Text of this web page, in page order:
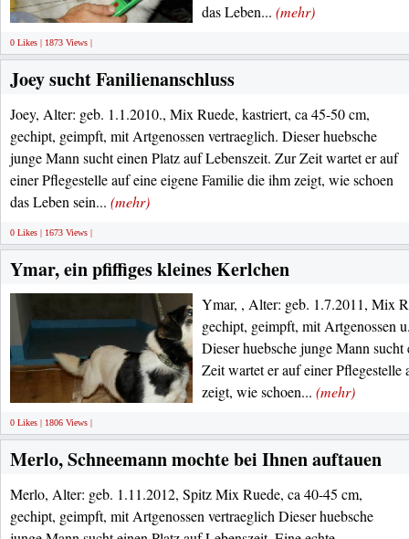
das Leben... (mehr)
0 Likes | 1873 Views |
Joey sucht Fanilienanschluss
Joey, Alter: geb. 1.1.2010., Mix Ruede, kastriert, ca 45-50 cm,
gechipt, geimpft, mit Artgenossen vertraeglich. Dieser huebsche
junge Mann sucht einen Platz auf Lebenszeit. Zur Zeit wartet er auf
einer Pflegestelle auf eine eigene Familie die ihm zeigt, wie schoen
das Leben sein... (mehr)
0 Likes | 1673 Views |
Ymar, ein pfiffiges kleines Kerlchen
Ymar, , Alter: geb. 1.7.2011, Mix
gechipt, geimpft, mit Artgenossen
Dieser huebsche junge Mann
Zeit wartet er auf einer
zeigt, wie schoen... (mehr)
0 Likes | 1806 Views |
Merlo, Schneemann mochte bei Ihnen auftauen
Merlo, Alter: geb. 1.11.2012, Spitz Mix Ruede, ca 40-45 cm,
gechipt, geimpft, mit Artgenossen vertraeglich Dieser huebsche